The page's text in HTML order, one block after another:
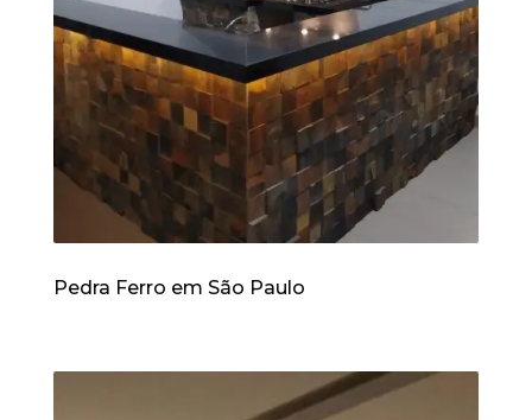
Pedra Ferro em São Paulo